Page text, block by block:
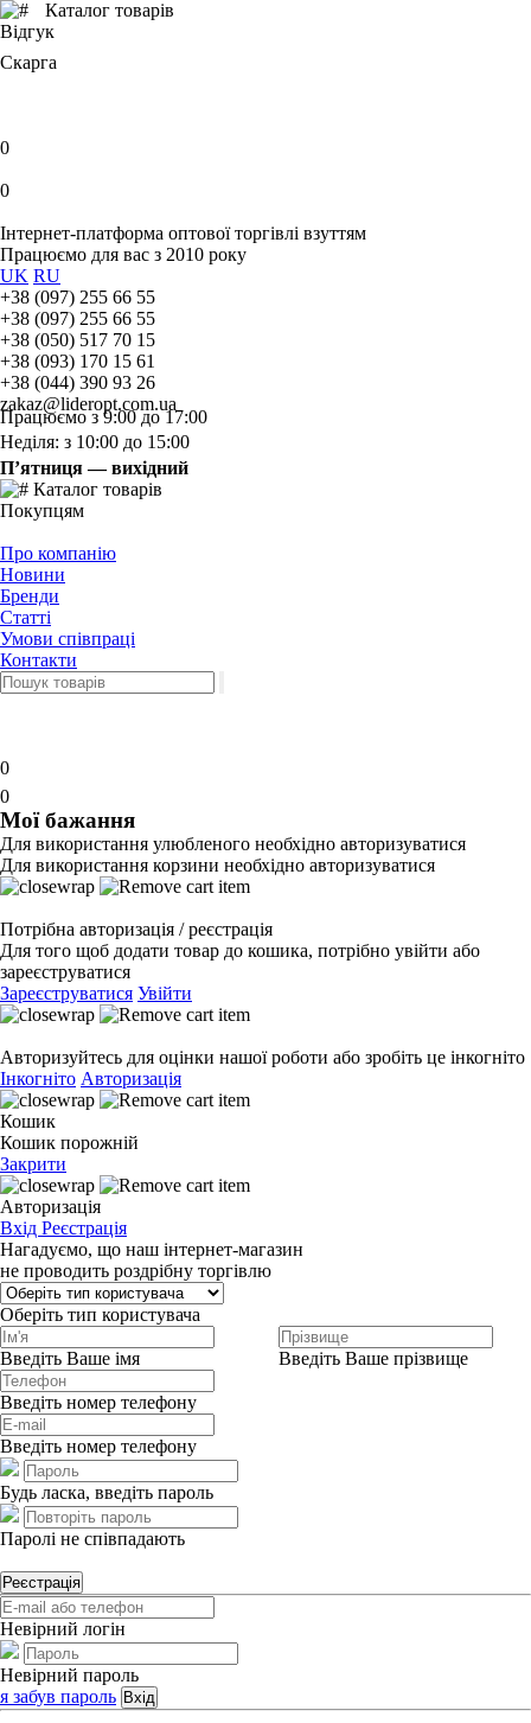
Каталог товарів
Відгук
Скарга
0
0
Інтернет-платформа оптової торгівлі взуттям
Працюємо для вас з 2010 року
UK RU
+38 (097) 255 66 55
+38 (097) 255 66 55
+38 (050) 517 70 15
+38 (093) 170 15 61
+38 (044) 390 93 26
zakaz@lideropt.com.ua
Працюємо з 9:00 до 17:00
Неділя: з 10:00 до 15:00
П’ятниця — вихідний
Каталог товарів
Покупцям
Про компанію
Новини
Бренди
Статті
Умови співпраці
Контакти
0
0
Мої бажання
Для використання улюбленого необхідно авторизуватися
Для використання корзини необхідно авторизуватися
Потрібна авторизація / реєстрація
Для того щоб додати товар до кошика, потрібно увійти або
зареєструватися
Зареєструватися Увійти
Авторизуйтесь для оцінки нашої роботи або зробіть це інкогніто
Інкогніто Авторизація
Кошик
Кошик порожній
Закрити
Авторизація
Вхід Реєстрація
Нагадуємо, що наш інтернет-магазин
не проводить роздрібну торгівлю
Оберіть тип користувача
Введіть Ваше імя Введіть Ваше прізвище
Введіть номер телефону
Введіть номер телефону
Будь ласка, введіть пароль
Паролі не співпадають
Реєстрація
Невірний логін
Невірний пароль
я забув пароль Вхід